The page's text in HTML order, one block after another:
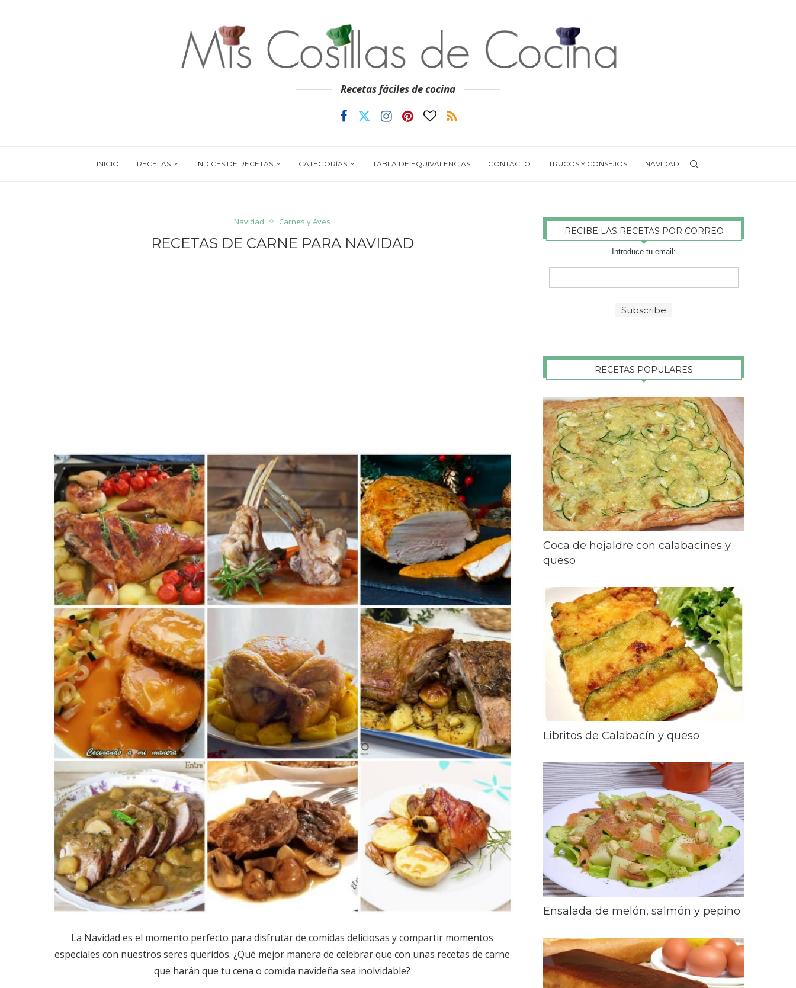
Recetas fáciles de cocina
INICIO RECETAS ÍNDICES DE RECETAS CATEGORÍAS TABLA DE EQUIVALENCIAS CONTACTO TRUCOS Y CONSEJOS NAVIDAD
Navidad Carnes y Aves
RECETAS DE CARNE PARA NAVIDAD
La Navidad es el momento perfecto para disfrutar de comidas deliciosas y compartir momentos
especiales con nuestros seres queridos. ¿Qué mejor manera de celebrar que con unas recetas de carne
que harán que tu cena o comida navideña sea inolvidable?
RECIBE LAS RECETAS POR CORREO
Introduce tu email:
RECETAS POPULARES
Coca de hojaldre con calabacines y
queso
Libritos de Calabacín y queso
Ensalada de melón, salmón y pepino